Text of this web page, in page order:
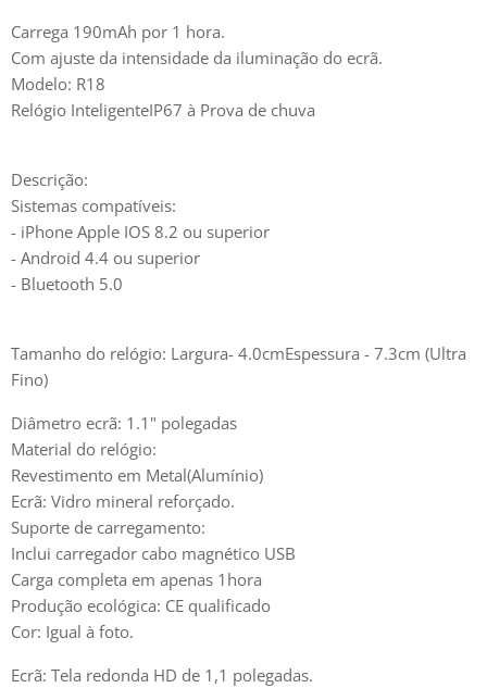
Carrega 190mAh por 1 hora.
Com ajuste da intensidade da iluminação do ecrã.
Modelo: R18
Relógio InteligenteIP67 à Prova de chuva
Descrição:
Sistemas compatíveis:
- iPhone Apple IOS 8.2 ou superior
- Android 4.4 ou superior
- Bluetooth 5.0
Tamanho do relógio: Largura- 4.0cmEspessura - 7.3cm (Ultra
Fino)
Diâmetro ecrã: 1.1" polegadas
Material do relógio:
Revestimento em Metal(Alumínio)
Ecrã: Vidro mineral reforçado.
Suporte de carregamento:
Inclui carregador cabo magnético USB
Carga completa em apenas 1hora
Produção ecológica: CE qualificado
Cor: Igual à foto.
Ecrã: Tela redonda HD de 1,1 polegadas.